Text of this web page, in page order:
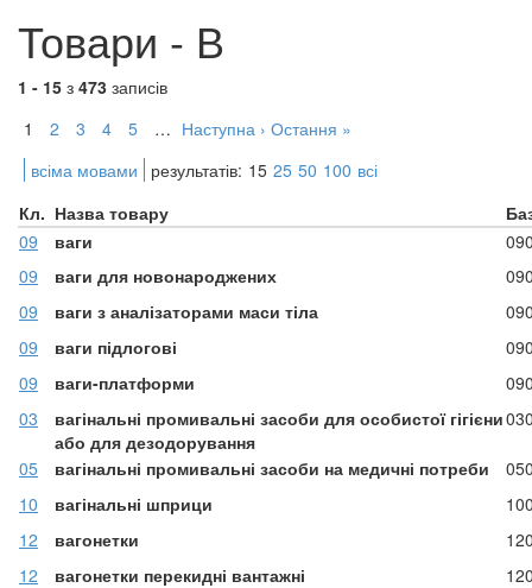
Товари - В
1 - 15 з 473 записів
1
2 3 4 5 … Наступна › Остання »
всіма мовами
результатів: 15 25 50 100 всі
Кл. Назва товару
09
ваги
09
ваги для новонароджених
09
ваги з аналізаторами маси тіла
09
ваги підлогові
09
ваги-платформи
03
вагінальні промивальні засоби для особистої гігієни
або для дезодорування
05 вагінальні промивальні засоби на медичні потреби
10
вагінальні шприци
12
вагонетки
12
вагонетки перекидні вантажні